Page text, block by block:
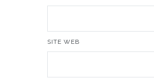
SITE WEB